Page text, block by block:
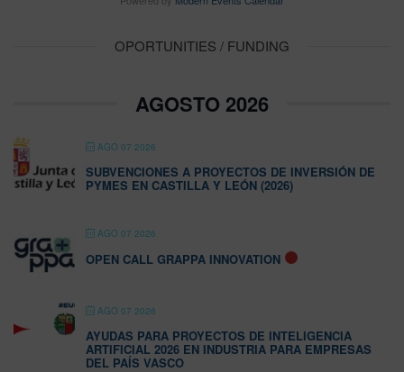
OPORTUNITIES / FUNDING
AGOSTO 2026
AGO 07 2026
SUBVENCIONES A PROYECTOS DE INVERSIÓN DE
PYMES EN CASTILLA Y LEÓN (2026)
AGO 07 2026
OPEN CALL GRAPPA INNOVATION
AGO 07 2026
AYUDAS PARA PROYECTOS DE INTELIGENCIA
ARTIFICIAL 2026 EN INDUSTRIA PARA EMPRESAS
DEL PAÍS VASCO